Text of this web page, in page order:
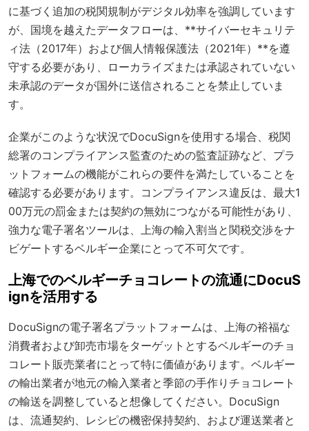
に基づく追加の税関規制がデジタル効率を強調しています
が、国境を越えたデータフローは、**サイバーセキュリテ
ィ法（2017年） および個人情報保護法（2021年）**を遵
守する必要があり、ローカライズまたは承認されていない
未承認のデータが国外に送信されることを禁止していま
す。
企業がこのような状況でDocuSignを使用する場合、税関
総署のコンプライアンス監査のための監査証跡など、プラ
ットフォームの機能がこれらの要件を満たしていることを
確認する必要があります。コンプライアンス違反は、最大1
00万元の罰金または契約の無効につながる可能性があり、
強力な電子署名ツールは、上海の輸入割当と関税交渉をナ
ビゲートするベルギー企業にとって不可欠です。
上海でのベルギーチョコレートの流通にDocuS
ignを活用する
DocuSignの電子署名プラットフォームは、上海の裕福な
消費者および卸売市場をターゲットとするベルギーのチョ
コレート販売業者にとって特に価値があります。ベルギー
の輸出業者が地元の輸入業者と季節の手作りチョコレート
の輸送を調整していると想像してください。DocuSign
は、流通契約、レシピの機密保持契約、および運送業者と